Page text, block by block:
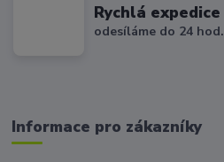
Rychlá expedice
odesíláme do 24 hod.
Informace pro zákazníky